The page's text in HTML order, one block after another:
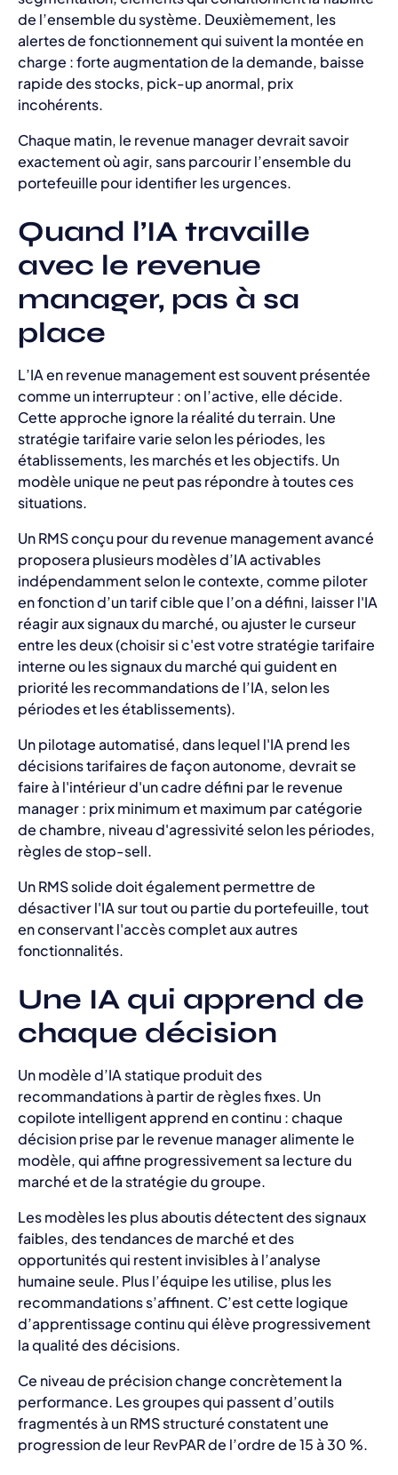
de l’ensemble du système. Deuxièmement, les
alertes de fonctionnement qui suivent la montée en
charge : forte augmentation de la demande, baisse
rapide des stocks, pick-up anormal, prix
incohérents.
Chaque matin, le revenue manager devrait savoir
exactement où agir, sans parcourir l’ensemble du
portefeuille pour identifier les urgences.
Quand l’IA travaille
avec le revenue
manager, pas à sa
place
L’IA en revenue management est souvent présentée
comme un interrupteur : on l’active, elle décide.
Cette approche ignore la réalité du terrain. Une
stratégie tarifaire varie selon les périodes, les
établissements, les marchés et les objectifs. Un
modèle unique ne peut pas répondre à toutes ces
situations.
Un RMS conçu pour du revenue management avancé
proposera plusieurs modèles d’IA activables
indépendamment selon le contexte, comme piloter
en fonction d’un tarif cible que l’on a défini, laisser l'IA
réagir aux signaux du marché, ou ajuster le curseur
entre les deux (choisir si c'est votre stratégie tarifaire
interne ou les signaux du marché qui guident en
priorité les recommandations de l’IA, selon les
périodes et les établissements).
Un pilotage automatisé, dans lequel l'IA prend les
décisions tarifaires de façon autonome, devrait se
faire à l'intérieur d'un cadre défini par le revenue
manager : prix minimum et maximum par catégorie
de chambre, niveau d'agressivité selon les périodes,
règles de stop-sell.
Un RMS solide doit également permettre de
désactiver l'IA sur tout ou partie du portefeuille, tout
en conservant l'accès complet aux autres
fonctionnalités.
Une IA qui apprend de
chaque décision
Un modèle d’IA statique produit des
recommandations à partir de règles fixes. Un
copilote intelligent apprend en continu : chaque
décision prise par le revenue manager alimente le
modèle, qui affine progressivement sa lecture du
marché et de la stratégie du groupe.
Les modèles les plus aboutis détectent des signaux
faibles, des tendances de marché et des
opportunités qui restent invisibles à l’analyse
humaine seule. Plus l’équipe les utilise, plus les
recommandations s’affinent. C’est cette logique
d’apprentissage continu qui élève progressivement
la qualité des décisions.
Ce niveau de précision change concrètement la
performance. Les groupes qui passent d’outils
fragmentés à un RMS structuré constatent une
progression de leur RevPAR de l’ordre de 15 à 30 %.